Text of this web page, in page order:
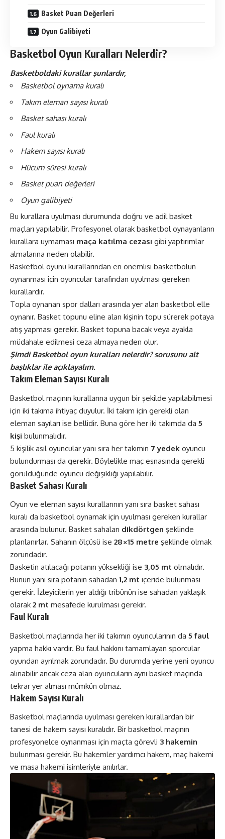
Basket Puan Değerleri
Oyun Galibiyeti
Basketbol Oyun Kuralları Nelerdir?
Basketboldaki kurallar şunlardır,
Basketbol oynama kuralı
Takım eleman sayısı kuralı
Basket sahası kuralı
Faul kuralı
Hakem sayısı kuralı
Hücum süresi kuralı
Basket puan değerleri
Oyun galibiyeti
Bu kurallara uyulması durumunda doğru ve adil basket
maçları yapılabilir. Profesyonel olarak basketbol oynayanların
kurallara uymaması maça katılma cezası gibi yaptırımlar
almalarına neden olabilir.
Basketbol oyunu kurallarından en önemlisi basketbolun
oynanması için oyuncular tarafından uyulması gereken
kurallardır.
Topla oynanan spor dalları arasında yer alan basketbol elle
oynanır. Basket topunu eline alan kişinin topu sürerek potaya
atış yapması gerekir. Basket topuna bacak veya ayakla
müdahale edilmesi ceza almaya neden olur.
Şimdi Basketbol oyun kuralları nelerdir? sorusunu alt
başlıklar ile açıklayalım.
Takım Eleman Sayısı Kuralı
Basketbol maçının kurallarına uygun bir şekilde yapılabilmesi
için iki takıma ihtiyaç duyulur. İki takım için gerekli olan
eleman sayıları ise bellidir. Buna göre her iki takımda da 5
kişi bulunmalıdır.
5 kişilik asıl oyuncular yanı sıra her takımın 7 yedek oyuncu
bulundurması da gerekir. Böylelikle maç esnasında gerekli
görüldüğünde oyuncu değişikliği yapılabilir.
Basket Sahası Kuralı
Oyun ve eleman sayısı kurallarının yanı sıra basket sahası
kuralı da basketbol oynamak için uyulması gereken kurallar
arasında bulunur. Basket sahaları dikdörtgen şeklinde
planlanırlar. Sahanın ölçüsü ise 28×15 metre şeklinde olmak
zorundadır.
Basketin atılacağı potanın yüksekliği ise 3,05 mt olmalıdır.
Bunun yanı sıra potanın sahadan 1,2 mt içeride bulunması
gerekir. İzleyicilerin yer aldığı tribünün ise sahadan yaklaşık
olarak 2 mt mesafede kurulması gerekir.
Faul Kuralı
Basketbol maçlarında her iki takımın oyuncularının da 5 faul
yapma hakkı vardır. Bu faul hakkını tamamlayan sporcular
oyundan ayrılmak zorundadır. Bu durumda yerine yeni oyuncu
alınabilir ancak ceza alan oyuncuların aynı basket maçında
tekrar yer alması mümkün olmaz.
Hakem Sayısı Kuralı
Basketbol maçlarında uyulması gereken kurallardan bir
tanesi de hakem sayısı kuralıdır. Bir basketbol maçının
profesyonelce oynanması için maçta görevli 3 hakemin
bulunması gerekir. Bu hakemler yardımcı hakem, maç hakemi
ve masa hakemi isimleriyle anılırlar.